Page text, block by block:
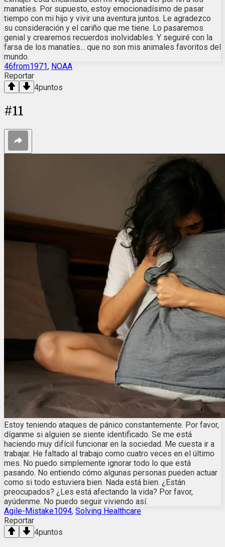
manatíes. Por supuesto, estoy emocionadísimo de pasar
tiempo con mi hijo y vivir una aventura juntos. Le agradezco
su consideración y el cariño que me tiene. Lo pasaremos
genial y crearemos recuerdos inolvidables. Y seguiré con la
farsa de los manatíes... que no son mis animales favoritos del
mundo.
46from1971, NOAA
Reportar
4puntos
#11
Estoy teniendo ataques de pánico constantemente. Por favor,
díganme si alguien se siente identificado. Se me está
haciendo muy difícil funcionar en la sociedad. Me cuesta ir a
trabajar. He faltado al trabajo como cuatro veces en el último
mes. No puedo simplemente ignorar todo lo que está
pasando. No entiendo cómo algunas personas pueden actuar
como si todo estuviera bien. Nada está bien. ¿Están
preocupados? ¿Les está afectando la vida? Por favor,
ayúdenme. No puedo seguir viviendo así.
Agile-Mistake1094, Solving Healthcare
Reportar
4puntos